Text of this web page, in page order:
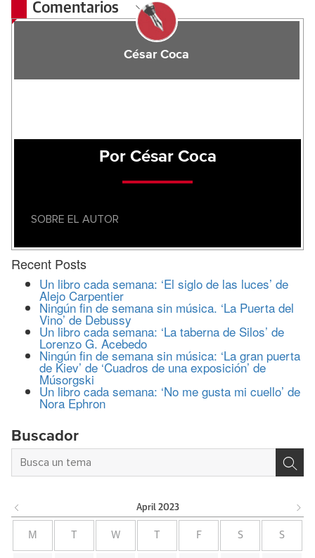
Comentarios
César Coca
Por César Coca
SOBRE EL AUTOR
Recent Posts
Un libro cada semana: ‘El siglo de las luces’ de
Alejo Carpentier
Ningún fin de semana sin música. ‘La Puerta del
Vino’ de Debussy
Un libro cada semana: ‘La taberna de Silos’ de
Lorenzo G. Acebedo
Ningún fin de semana sin música: ‘La gran puerta
de Kiev’ de ‘Cuadros de una exposición’ de
Músorgski
Un libro cada semana: ‘No me gusta mi cuello’ de
Nora Ephron
Buscador
April 2023
M W F S S